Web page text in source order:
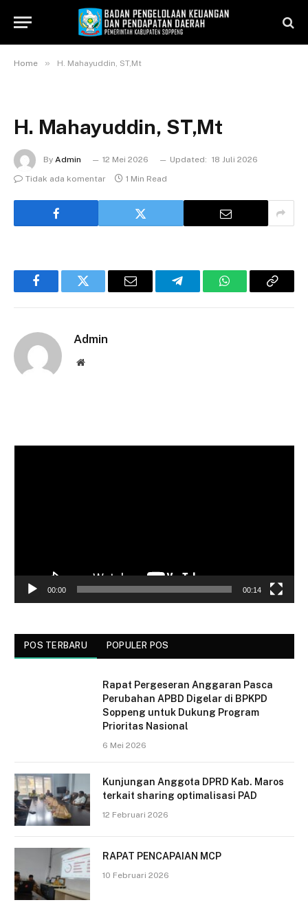
Home » H. Mahayuddin, ST,Mt
H. Mahayuddin, ST,Mt
By Admin 12 Mei 2026 Updated: 18 Juli 2026
Tidak ada komentar
1 Min Read
FacebookTwitter Email TelegramWhatsAppCopy
Admin
Website
00:00 00:14
POS TERBARU POPULER POS
Rapat Pergeseran Anggaran Pasca
Perubahan APBD Digelar di BPKPD
Soppeng untuk Dukung Program
Prioritas Nasional
6 Mei 2026
Kunjungan Anggota DPRD Kab. Maros
terkait sharing optimalisasi PAD
12 Februari 2026
RAPAT PENCAPAIAN MCP
10 Februari 2026